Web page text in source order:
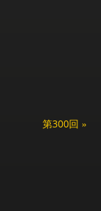
第300回 »